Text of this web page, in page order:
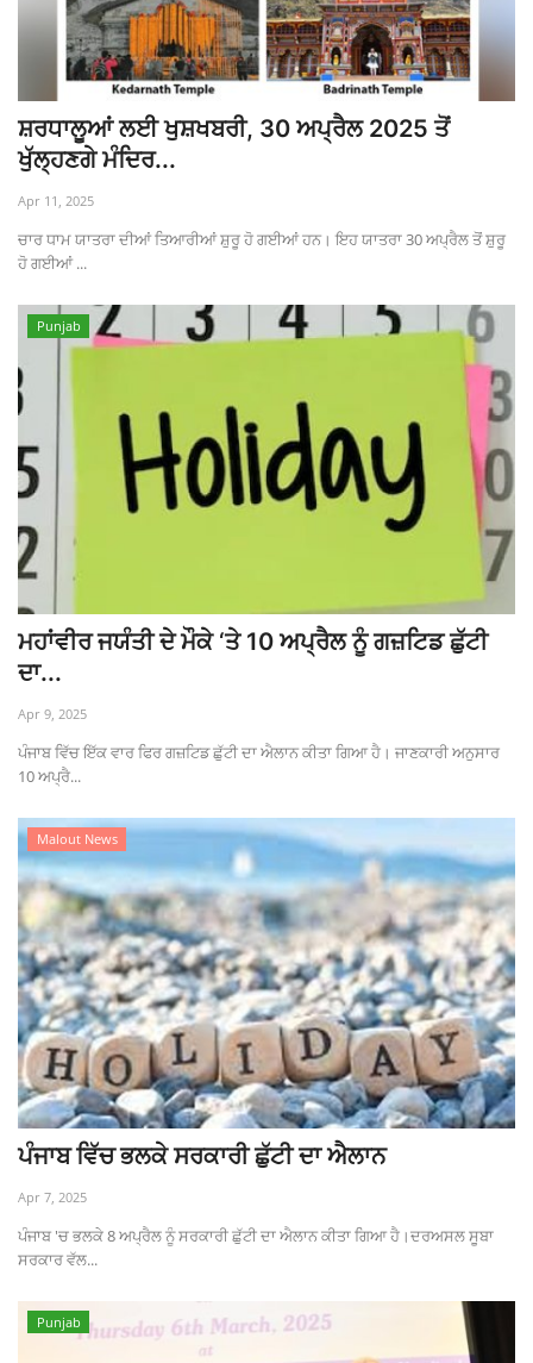
ਸ਼ਰਧਾਲੂਆਂ ਲਈ ਖੁਸ਼ਖਬਰੀ, 30 ਅਪ੍ਰੈਲ 2025 ਤੋਂ
ਖੁੱਲ੍ਹਣਗੇ ਮੰਦਿਰ...
Apr 11, 2025
ਚਾਰ ਧਾਮ ਯਾਤਰਾ ਦੀਆਂ ਤਿਆਰੀਆਂ ਸ਼ੁਰੂ ਹੋ ਗਈਆਂ ਹਨ। ਇਹ ਯਾਤਰਾ 30 ਅਪ੍ਰੈਲ ਤੋਂ ਸ਼ੁਰੂ
ਹੋ ਗਈਆਂ ...
Punjab
ਮਹਾਂਵੀਰ ਜਯੰਤੀ ਦੇ ਮੌਕੇ ‘ਤੇ 10 ਅਪ੍ਰੈਲ ਨੂੰ ਗਜ਼ਟਿਡ ਛੁੱਟੀ
ਦਾ...
Apr 9, 2025
ਪੰਜਾਬ ਵਿੱਚ ਇੱਕ ਵਾਰ ਫਿਰ ਗਜ਼ਟਿਡ ਛੁੱਟੀ ਦਾ ਐਲਾਨ ਕੀਤਾ ਗਿਆ ਹੈ। ਜਾਣਕਾਰੀ ਅਨੁਸਾਰ
10 ਅਪ੍ਰੈ...
Malout News
ਪੰਜਾਬ ਵਿੱਚ ਭਲਕੇ ਸਰਕਾਰੀ ਛੁੱਟੀ ਦਾ ਐਲਾਨ
Apr 7, 2025
ਪੰਜਾਬ 'ਚ ਭਲਕੇ 8 ਅਪ੍ਰੈਲ ਨੂੰ ਸਰਕਾਰੀ ਛੁੱਟੀ ਦਾ ਐਲਾਨ ਕੀਤਾ ਗਿਆ ਹੈ।ਦਰਅਸਲ ਸੂਬਾ
ਸਰਕਾਰ ਵੱਲ...
Punjab